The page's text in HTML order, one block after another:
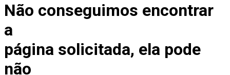
Não conseguimos encontrar
a
página solicitada, ela pode
não